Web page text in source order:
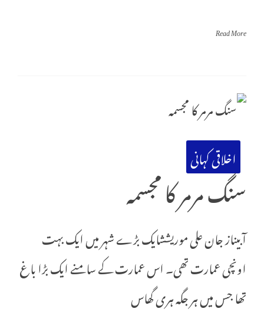
Read More
اخلاقی کہانی
سنگ مرمر کا مجسمہ
آبیناز جان علی موریششایک بڑے شہر میں ایک بہت
اونچی عمارت تھی۔ اس عمارت کے سامنے ایک بڑا باغ
تھا جس میں ہر جگہ ہری گھاس